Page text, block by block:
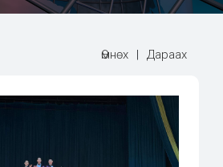
Өмнөх | Дараах